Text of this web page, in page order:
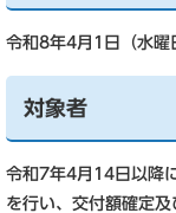
令和8年4月1日（水
対象者
令和7年4月14日以降
を行い、交付額確定及